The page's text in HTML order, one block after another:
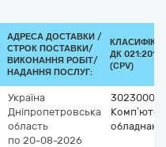
АДРЕСА ДОСТАВКИ /
СТРОК ПОСТАВКИ/
ВИКОНАННЯ РОБІТ/
НАДАННЯ ПОСЛУГ:
ДК 021:2015
(CPV)
Україна
Дніпропетровська
область
по 20-08-2026